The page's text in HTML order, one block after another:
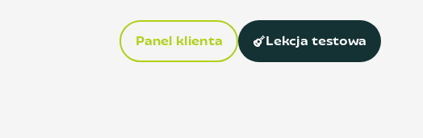
Panel klienta Lekcja testowa